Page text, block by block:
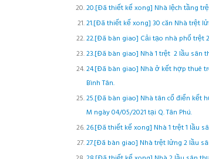
20.[Đã thiết kế xong] Nhà lệch tầng
21.[Đã thiết kế xong] 30 căn Nhà trệt
22.[Đã bàn giao] Cải tạo nhà phố trệt
23.[Đã bàn giao] Nhà 1 trệt 2 lầu sân
24.[Đã bàn giao] Nhà ở kết hợp thuê
Bình Tân.
25.[Đã bàn giao] Nhà tân cổ điển kết
M ngày 04/05/2021 tại Q. Tân Phú.
26.[Đã thiết kế xong] Nhà 1 trệt 1 lầu
27.[Đã bàn giao] Nhà trệt lửng 2 lầu